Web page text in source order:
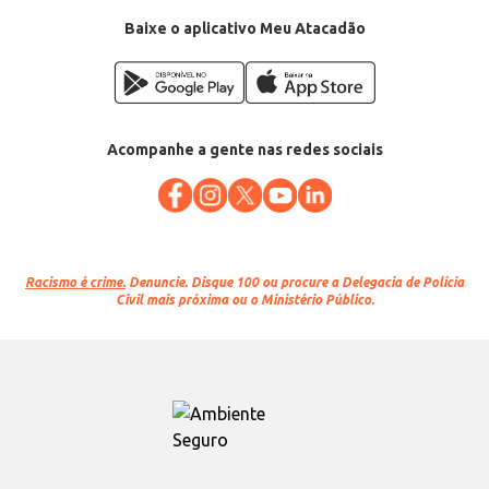
Baixe o aplicativo Meu Atacadão
Acompanhe a gente nas redes sociais
Racismo é crime. Denuncie. Disque 100 ou procure a Delegacia de Polícia
Civil mais próxima ou o Ministério Público.